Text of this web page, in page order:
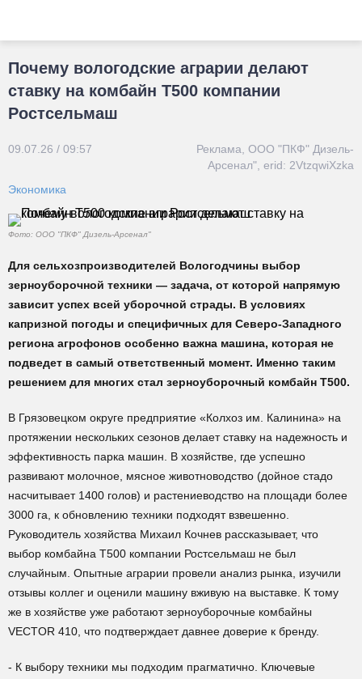
Почему вологодские аграрии делают
ставку на комбайн Т500 компании
Ростсельмаш
09.07.26 / 09:57
Реклама, ООО "ПКФ" Дизель-
Арсенал", erid: 2VtzqwiXzka
Экономика
Фото: ООО "ПКФ" Дизель-Арсенал"
Для сельхозпроизводителей Вологодчины выбор
зерноуборочной техники — задача, от которой напрямую
зависит успех всей уборочной страды. В условиях
капризной погоды и специфичных для Северо-Западного
региона агрофонов особенно важна машина, которая не
подведет в самый ответственный момент. Именно таким
решением для многих стал зерноуборочный комбайн Т500.
В Грязовецком округе предприятие «Колхоз им. Калинина» на
протяжении нескольких сезонов делает ставку на надежность и
эффективность парка машин. В хозяйстве, где успешно
развивают молочное, мясное животноводство (дойное стадо
насчитывает 1400 голов) и растениеводство на площади более
3000 га, к обновлению техники подходят взвешенно.
Руководитель хозяйства Михаил Кочнев рассказывает, что
выбор комбайна Т500 компании Ростсельмаш не был
случайным. Опытные аграрии провели анализ рынка, изучили
отзывы коллег и оценили машину вживую на выставке. К тому
же в хозяйстве уже работают зерноуборочные комбайны
VECTOR 410, что подтверждает давнее доверие к бренду.
- К выбору техники мы подходим прагматично. Ключевые